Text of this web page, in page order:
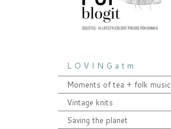
L O V I N G a t m
Moments of tea + folk music
Vintage knits
Saving the planet